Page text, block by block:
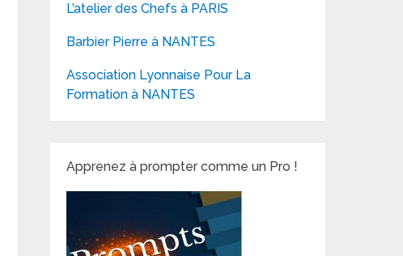
L’atelier des Chefs à PARIS
Barbier Pierre à NANTES
Association Lyonnaise Pour La
Formation à NANTES
Apprenez à prompter comme un Pro !